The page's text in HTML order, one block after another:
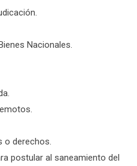
Nacionales.
o derechos.
postular al saneamiento del